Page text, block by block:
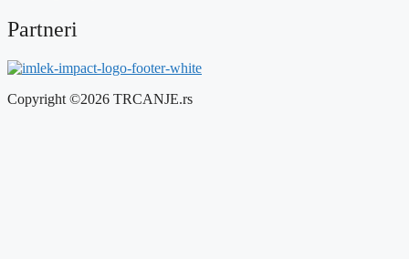
Partneri
Copyright ©2026 TRCANJE.rs